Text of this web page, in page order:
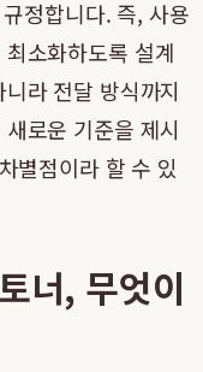
정합니다. 즉, 사용
소화하도록 설계
라 전달 방식까지
로운 기준을 제시
별점이라 할 수 있
너, 무엇이